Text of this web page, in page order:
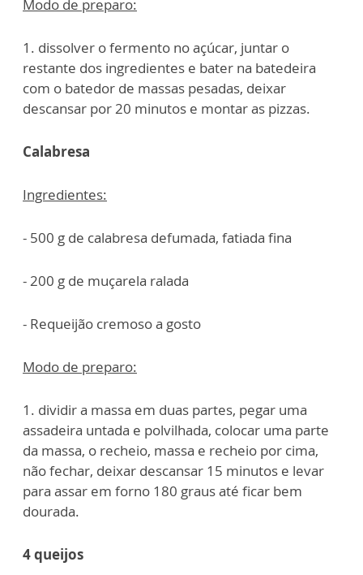
Modo de preparo:
1. dissolver o fermento no açúcar, juntar o
restante dos ingredientes e bater na batedeira
com o batedor de massas pesadas, deixar
descansar por 20 minutos e montar as pizzas.
Calabresa
Ingredientes:
- 500 g de calabresa defumada, fatiada fina
- 200 g de muçarela ralada
- Requeijão cremoso a gosto
Modo de preparo:
1. dividir a massa em duas partes, pegar uma
assadeira untada e polvilhada, colocar uma parte
da massa, o recheio, massa e recheio por cima,
não fechar, deixar descansar 15 minutos e levar
para assar em forno 180 graus até ficar bem
dourada.
4 queijos